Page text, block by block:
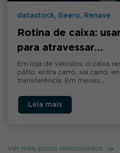
datastock, Geero, Renave
Rotina de caixa:
para atravessar…
Em loja de veículos, o caixa
pátio: entra carro, sai carro,
transferência. Em meses…
Leia mais
Ver mais posts relacionados